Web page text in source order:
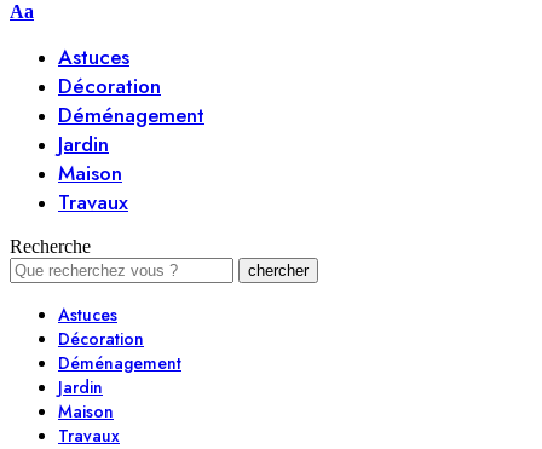
Aa
Astuces
Décoration
Déménagement
Jardin
Maison
Travaux
Recherche
Astuces
Décoration
Déménagement
Jardin
Maison
Travaux